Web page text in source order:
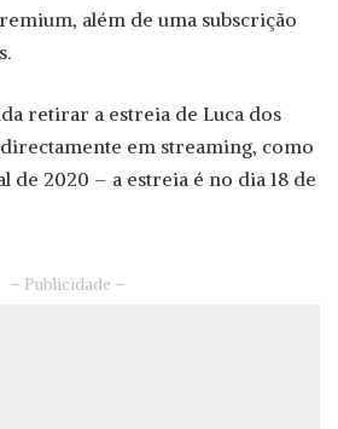
além de uma subscrição
retirar a estreia de Luca dos
em streaming, como
de 2020 – a estreia é no dia 18 de
– Publicidade –